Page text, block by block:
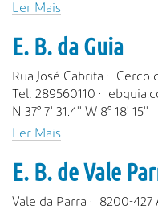
Ler Mais
E. B. da Guia
Rua José Cabrita · Cerco
Tel: 289560110 ·
N 37° 7' 31.4'' W 8° 18' 15''
Ler Mais
E. B. de Vale
Vale da Parra · 8200-427